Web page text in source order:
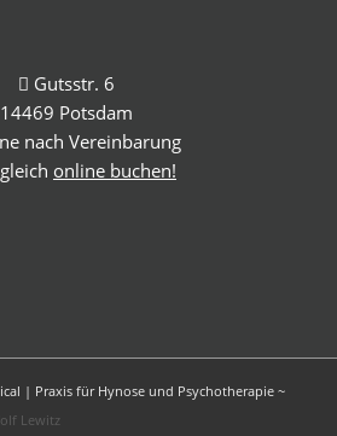
Gutsstr. 6
14469 Potsdam
nach Vereinbarung
online buchen!
| Praxis für Hynose und Psychotherapie ~
Lewitz